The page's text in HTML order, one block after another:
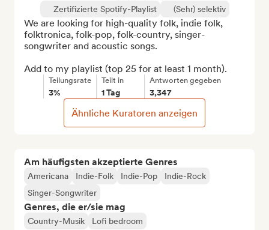
Am häufigsten akzeptierte Genres
Americana Indie-Folk Indie-Pop
Indie-Rock
Singer-Songwriter
Genres, die er/sie mag
Country-Musik Lofi bedroom
Zertifizierte Spotify-Playlist
(Sehr) selektiv
We are looking for high-quality folk, indie folk,
folktronica, folk-pop, folk-country, singer-
songwriter and acoustic songs.
Add to my playlist (top 25 for at least 1 month).
Teilungsrate
3%
Teilt in
1 Tag
Antworten gegeben
3,347
Ähnliche Kuratoren anzeigen